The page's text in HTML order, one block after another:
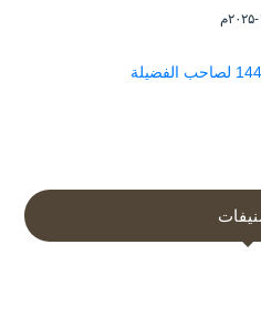
شرح نواقض الإسلام في شوال 1446 لصاحب الفضيلة